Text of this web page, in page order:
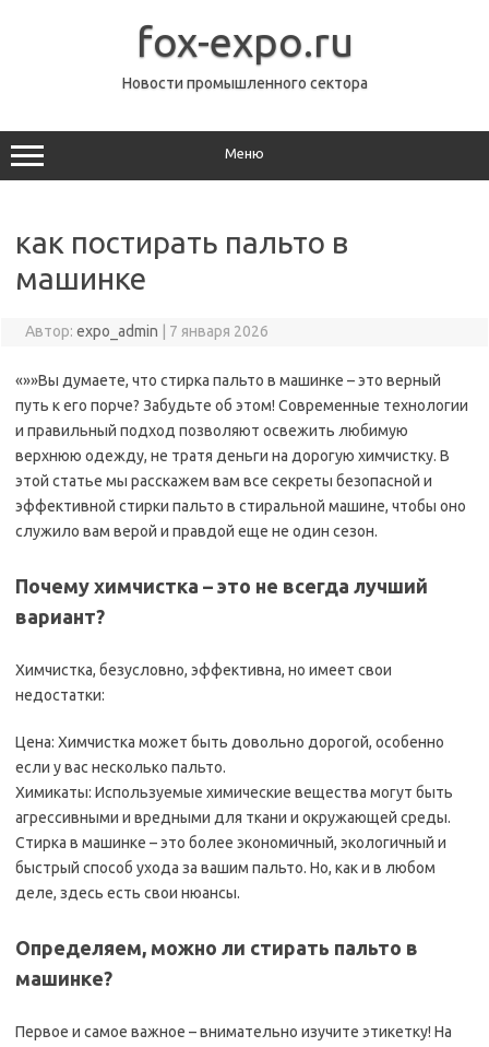
fox-expo.ru
Новости промышленного сектора
Меню
как постирать пальто в
машинке
Автор: expo_admin 7 января 2026
«»»Вы думаете, что стирка пальто в машинке – это верный
путь к его порче? Забудьте об этом! Современные технологии
и правильный подход позволяют освежить любимую
верхнюю одежду, не тратя деньги на дорогую химчистку. В
этой статье мы расскажем вам все секреты безопасной и
эффективной стирки пальто в стиральной машине, чтобы оно
служило вам верой и правдой еще не один сезон.
Почему химчистка – это не всегда лучший
вариант?
Химчистка, безусловно, эффективна, но имеет свои
недостатки:
Цена: Химчистка может быть довольно дорогой, особенно
если у вас несколько пальто.
Химикаты: Используемые химические вещества могут быть
агрессивными и вредными для ткани и окружающей среды.
Стирка в машинке – это более экономичный, экологичный и
быстрый способ ухода за вашим пальто. Но, как и в любом
деле, здесь есть свои нюансы.
Определяем, можно ли стирать пальто в
машинке?
Первое и самое важное – внимательно изучите этикетку! На